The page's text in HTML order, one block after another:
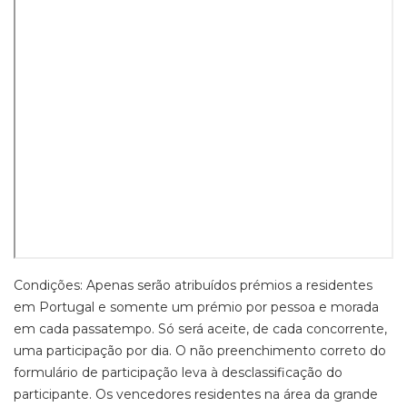
Condições: Apenas serão atribuídos prémios a residentes
em Portugal e somente um prémio por pessoa e morada
em cada passatempo. Só será aceite, de cada concorrente,
uma participação por dia. O não preenchimento correto do
formulário de participação leva à desclassificação do
participante. Os vencedores residentes na área da grande